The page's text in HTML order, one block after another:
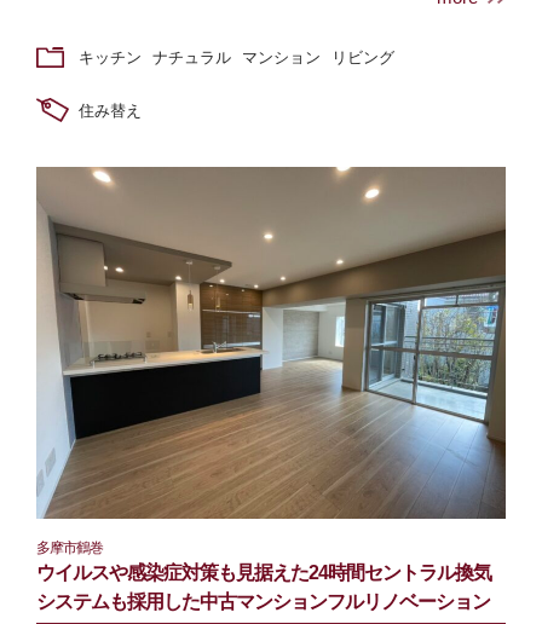
キッチン ナチュラル マンション リビング
住み替え
多摩市鶴巻
ウイルスや感染症対策も見据えた24時間セントラル換気
システムも採用した中古マンションフルリノベーション